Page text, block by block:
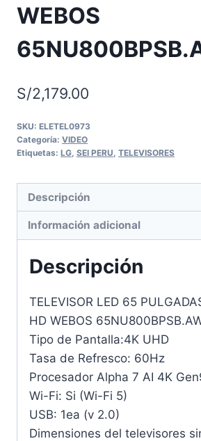
WEBOS
S/2,179.00
SKU: ELETEL0973
Categoría: VIDEO
Etiquetas: LG SEI PERU TELEVISORES
Descripción
Información adicional
Descripción
TELEVISOR LED 65
HD WEBOS
Tipo de Pantalla:4K UHD
Tasa de Refresco: 60Hz
Procesador Alpha 7 AI 4K
Wi-Fi: Si (Wi-Fi 5)
USB: 1ea (v 2.0)
Dimensiones del televisores